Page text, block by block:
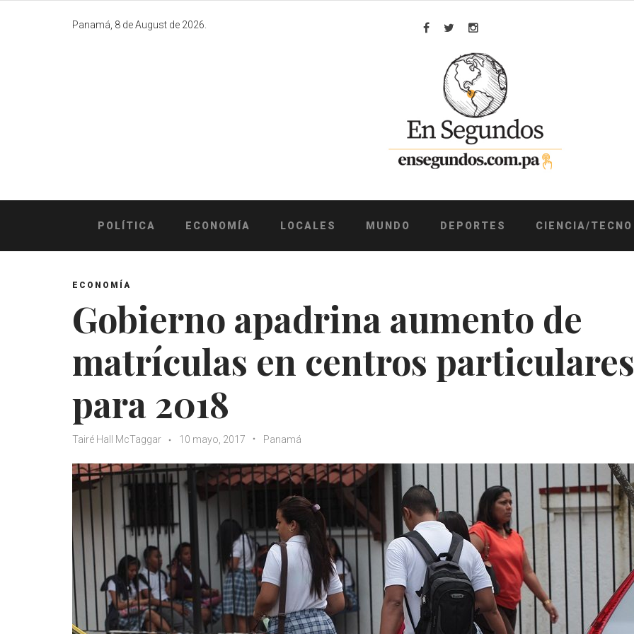
Panamá, 8 de August de 2026.
Facebook
TwitterInstagram
POLÍTICA ECONOMÍA LOCALES MUNDO DEPORTES CIENCIA/TECNO
ECONOMÍA
Gobierno apadrina aumento de
matrículas en centros particulares
para 2018
Tairé Hall McTaggar 10 mayo, 2017 Panamá